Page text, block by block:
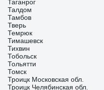
Таганрог
Талдом
Тамбов
Тверь
Темрюк
Тимашевск
Тихвин
Тобольск
Тольятти
Томск
Троицк Московская обл.
Троицк Челябинская обл.